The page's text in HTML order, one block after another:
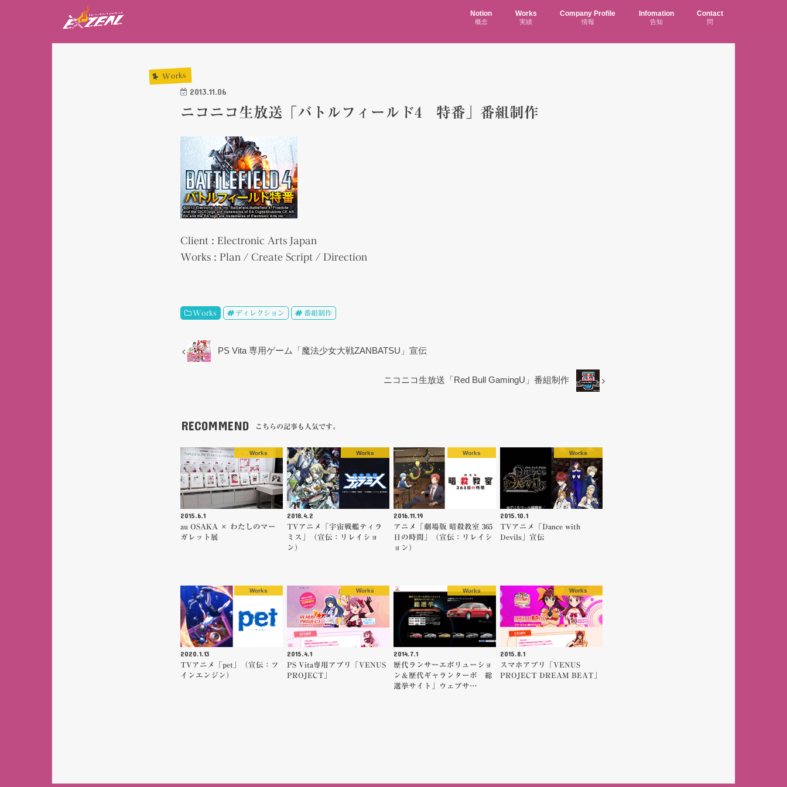
Notion
概念
Works
実績
Company Profile
情報
Infomation
告知
Contact
問
Works
2013.11.06
ニコニコ生放送「バトルフィールド4 特番」番組制作
Client : Electronic Arts Japan
Works : Plan / Create Script / Direction
Works ディレクション 番組制作
PS Vita 専用ゲーム「魔法少女大戦ZANBATSU」宣伝
ニコニコ生放送「Red Bull GamingU」番組制作
RECOMMEND こちらの記事も人気です。
Works
2015.6.1
au OSAKA × わたしのマー
ガレット展
Works
2018.4.2
TVアニメ「宇宙戦艦ティラ
ミス」（宣伝：リレイショ
ン）
Works
2016.11.19
アニメ「劇場版 暗殺教室 365
日の時間」（宣伝：リレイシ
ョン）
Works
2015.10.1
TVアニメ「Dance with
Devils」宣伝
Works
2020.1.13
TVアニメ「pet」（宣伝：ツ
インエンジン）
Works
2015.4.1
PS Vita専用アプリ「VENUS
PROJECT」
Works
2014.7.1
歴代ランサーエボリューショ
ン＆歴代ギャランターボ 総
選挙サイト」ウェブサ…
Works
2015.8.1
スマホアプリ「VENUS
PROJECT DREAM BEAT」